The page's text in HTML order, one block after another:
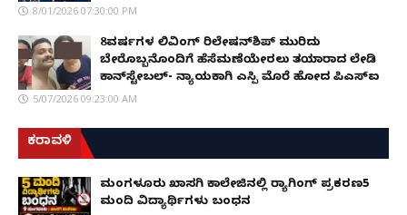
8/01/2026 07:30:00 PM
8ವರ್ಷಗಳ ಲಿವಿಂಗ್‌ ರಿಲೇಷನ್‌ಶಿಪ್ ಮುರಿದು
ಬೇರೊಬ್ಬನೊಂದಿಗೆ ಹೆಸೆಮಣೆಯೇರಲು ತಯಾರಾದ ಲೇಡಿ
ಕಾನ್‌ಸ್ಟೇಬಲ್- ನ್ಯಾಯಕ್ಕಾಗಿ ಎಸ್ಪಿ ಮೊರೆ ಹೋದ ಪಿಎಸ್ಐ
5/07/2026 09:23:00 AM
ಕರಾವಳಿ
ಮಂಗಳೂರು ಖಾಸಗಿ ಕಾಲೇಜಿನಲ್ಲಿ ರ‌್ಯಾಗಿಂಗ್ ಪ್ರಕರಣ5
ಮಂದಿ ವಿದ್ಯಾರ್ಥಿಗಳು ಬಂಧನ